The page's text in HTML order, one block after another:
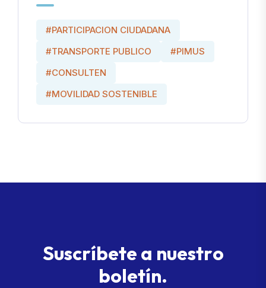
#PARTICIPACION CIUDADANA
#TRANSPORTE PUBLICO
#PIMUS
#CONSULTEN
#MOVILIDAD SOSTENIBLE
Suscríbete a nuestro
boletín.